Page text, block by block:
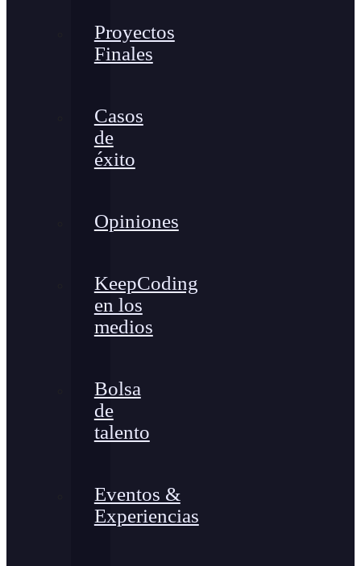
Proyectos
Finales
Casos
de
éxito
Opiniones
KeepCoding
en los
medios
Bolsa
de
talento
Eventos &
Experiencias